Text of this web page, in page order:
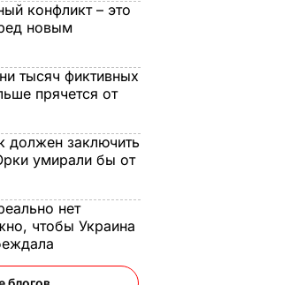
конфликт – это
новым
тысяч фиктивных
прячется от
должен заключить
умирали бы от
нет
чтобы Украина